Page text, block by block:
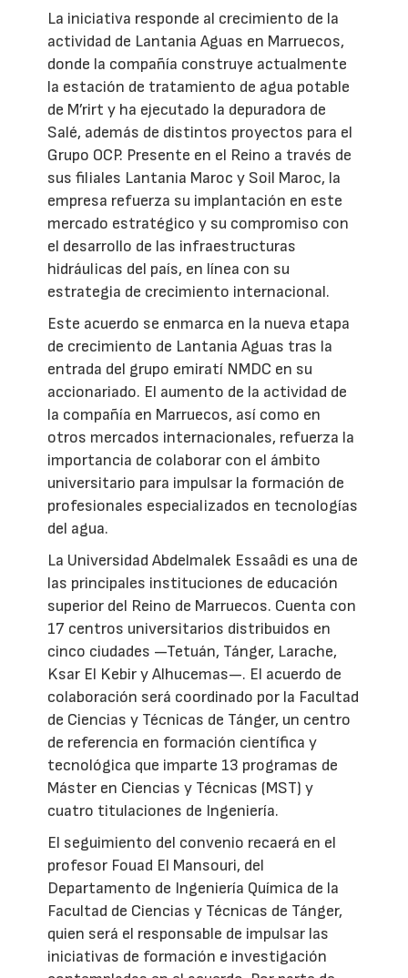
La iniciativa responde al crecimiento de la
actividad de Lantania Aguas en Marruecos,
donde la compañía construye actualmente
la estación de tratamiento de agua potable
de M’rirt y ha ejecutado la depuradora de
Salé, además de distintos proyectos para el
Grupo OCP. Presente en el Reino a través de
sus filiales Lantania Maroc y Soil Maroc, la
empresa refuerza su implantación en este
mercado estratégico y su compromiso con
el desarrollo de las infraestructuras
hidráulicas del país, en línea con su
estrategia de crecimiento internacional.
Este acuerdo se enmarca en la nueva etapa
de crecimiento de Lantania Aguas tras la
entrada del grupo emiratí NMDC en su
accionariado. El aumento de la actividad de
la compañía en Marruecos, así como en
otros mercados internacionales, refuerza la
importancia de colaborar con el ámbito
universitario para impulsar la formación de
profesionales especializados en tecnologías
del agua.
La Universidad Abdelmalek Essaâdi es una de
las principales instituciones de educación
superior del Reino de Marruecos. Cuenta con
17 centros universitarios distribuidos en
cinco ciudades —Tetuán, Tánger, Larache,
Ksar El Kebir y Alhucemas—. El acuerdo de
colaboración será coordinado por la Facultad
de Ciencias y Técnicas de Tánger, un centro
de referencia en formación científica y
tecnológica que imparte 13 programas de
Máster en Ciencias y Técnicas (MST) y
cuatro titulaciones de Ingeniería.
El seguimiento del convenio recaerá en el
profesor Fouad El Mansouri, del
Departamento de Ingeniería Química de la
Facultad de Ciencias y Técnicas de Tánger,
quien será el responsable de impulsar las
iniciativas de formación e investigación